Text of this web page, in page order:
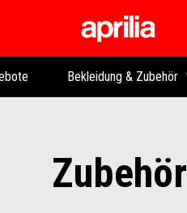
Bekleidung & Zubehör
Zubehör